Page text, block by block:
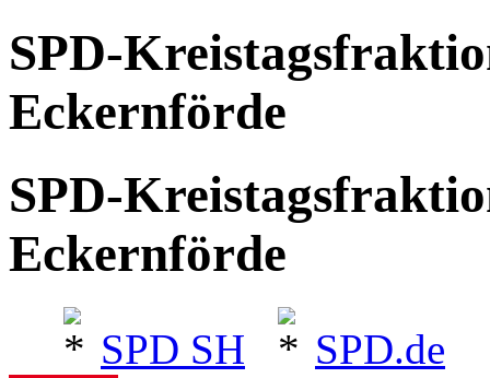
SPD-
Eckernförde
SPD-
Eckernförde
SPD SH SPD.de